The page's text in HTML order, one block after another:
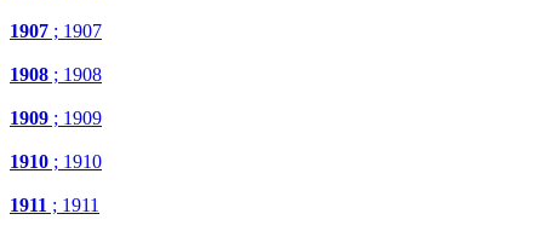
1907 ; 1907
1908 ; 1908
1909 ; 1909
1910 ; 1910
1911 ; 1911